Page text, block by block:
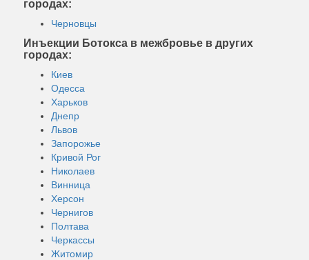
городах:
Черновцы
Инъекции Ботокса в межбровье в других
городах:
Киев
Одесса
Харьков
Днепр
Львов
Запорожье
Кривой Рог
Николаев
Винница
Херсон
Чернигов
Полтава
Черкассы
Житомир